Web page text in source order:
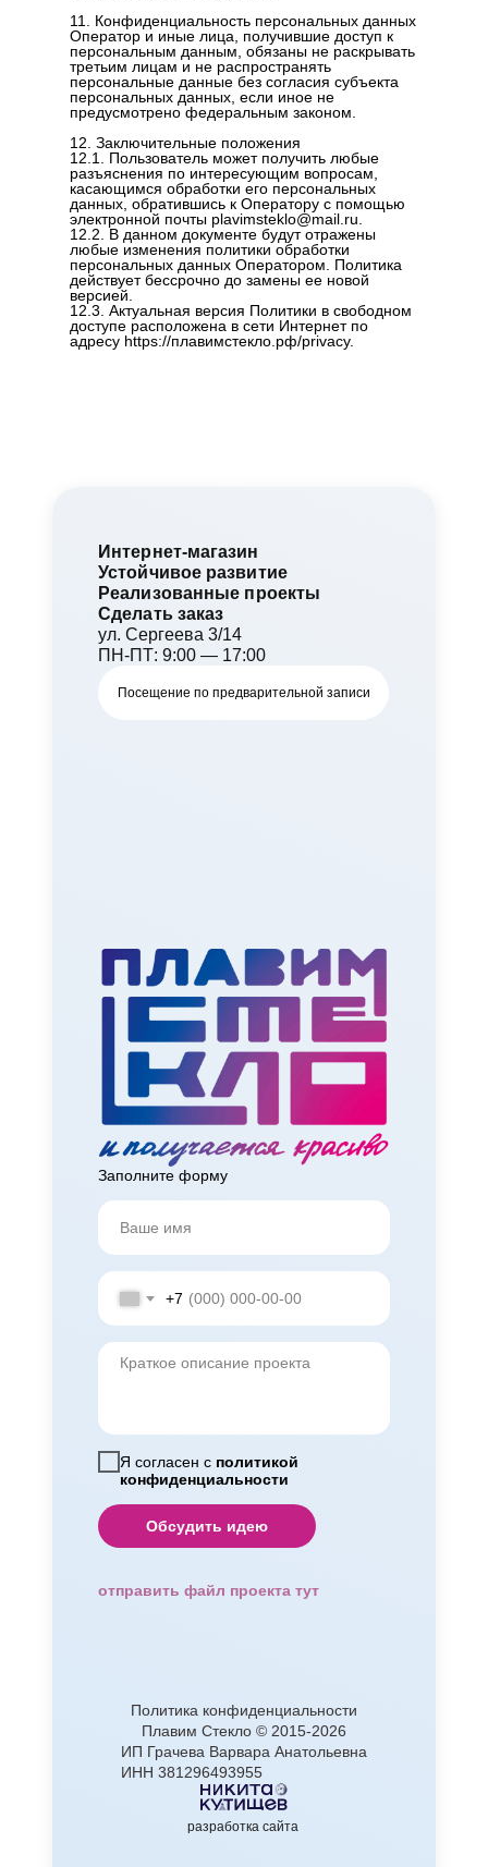
11. Конфиденциальность персональных данных
Оператор и иные лица, получившие доступ к
персональным данным, обязаны не раскрывать
третьим лицам и не распространять
персональные данные без согласия субъекта
персональных данных, если иное не
предусмотрено федеральным законом.
12. Заключительные положения
12.1. Пользователь может получить любые
разъяснения по интересующим вопросам,
касающимся обработки его персональных
данных, обратившись к Оператору с помощью
электронной почты plavimsteklo@mail.ru.
12.2. В данном документе будут отражены
любые изменения политики обработки
персональных данных Оператором. Политика
действует бессрочно до замены ее новой
версией.
12.3. Актуальная версия Политики в свободном
доступе расположена в сети Интернет по
адресу https://плавимстекло.рф/privacy.
Политика конфиденциальности
Плавим Cтекло © 2015-2026
ИП Грачева Варвара Анатольевна
ИНН 381296493955
разработка сайта
Заполните форму
+7
Я согласен с политикой
конфиденциальности
Обсудить идею
отправить файл проекта тут
Интернет-магазин
Устойчивое развитие
Реализованные проекты
Сделать заказ
ул. Cергеева 3/14
ПН-ПТ: 9:00 — 17:00
Посещение по предварительной записи